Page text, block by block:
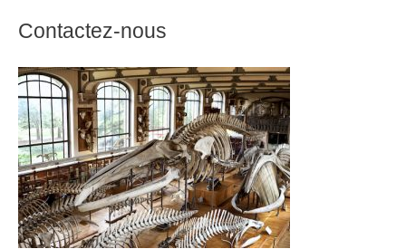
Contactez-nous